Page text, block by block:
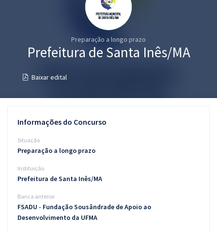
Conteúdo gratuito
Atendimento
Preparação a longo prazo
Prefeitura de Santa Inês/MA
Baixar edital
Informações do Concurso
Situação
Preparação a longo prazo
Instituição
Prefeitura de Santa Inês/MA
Banca anterior
FSADU - Fundação Sousândrade de Apoio ao
Desenvolvimento da UFMA